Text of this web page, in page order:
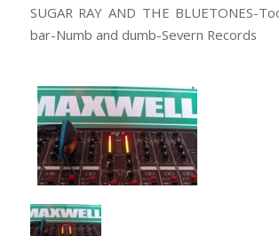
SUGAR RAY AND THE BLUETONES-
bar-Numb and dumb-Severn Records